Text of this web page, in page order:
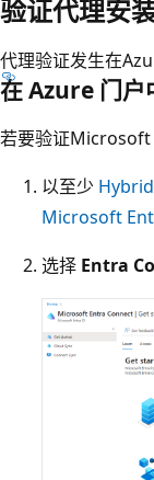
验证代理安
代理验证发生在
在 Azure 门户
若要验证Microsoft
以至少
Microsoft
选择 Entra